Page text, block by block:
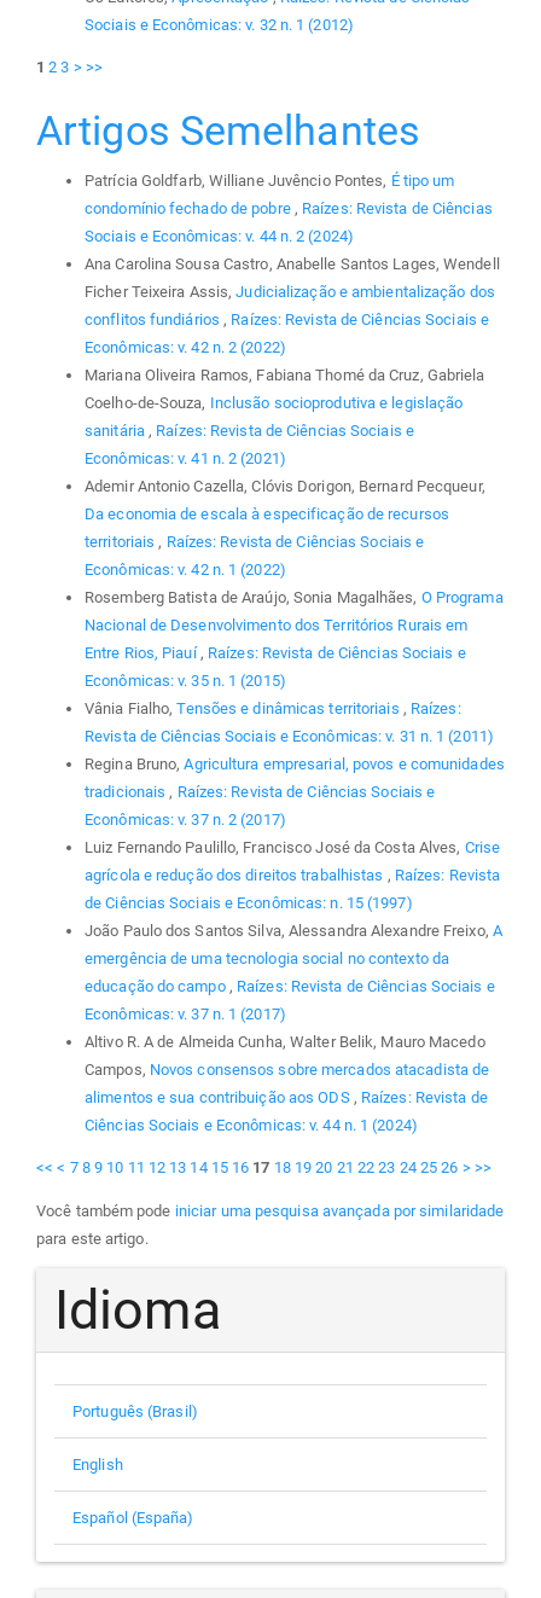
Sociais e Econômicas: v. 32 n. 1 (2012)
1 2 3 > >>
Artigos Semelhantes
Patrícia Goldfarb, Williane Juvêncio Pontes, É tipo um
condomínio fechado de pobre , Raízes: Revista de Ciências
Sociais e Econômicas: v. 44 n. 2 (2024)
Ana Carolina Sousa Castro, Anabelle Santos Lages, Wendell
Ficher Teixeira Assis,Judicialização e ambientalização dos
conflitos fundiários, Raízes: Revista de Ciências Sociais e
Econômicas: v. 42 n. 2 (2022)
Mariana Oliveira Ramos, Fabiana Thomé da Cruz, Gabriela
Coelho-de-Souza, Inclusão socioprodutiva e legislação
sanitária , Raízes: Revista de Ciências Sociais e
Econômicas: v. 41 n. 2 (2021)
Ademir Antonio Cazella, Clóvis Dorigon, Bernard Pecqueur,
Da economia de escala à especificação de recursos
territoriais, Raízes: Revista de Ciências Sociais e
Econômicas: v. 42 n. 1 (2022)
Rosemberg Batista de Araújo, Sonia Magalhães, O Programa
Nacional de Desenvolvimento dos Territórios Rurais em
Entre Rios, Piauí, Raízes: Revista de Ciências Sociais e
Econômicas: v. 35 n. 1 (2015)
Vânia Fialho,Tensões e dinâmicas territoriais , Raízes:
Revista de Ciências Sociais e Econômicas: v. 31 n. 1 (2011)
Regina Bruno,Agricultura empresarial, povos e comunidades
tradicionais, Raízes: Revista de Ciências Sociais e
Econômicas: v. 37 n. 2 (2017)
Luiz Fernando Paulillo, Francisco José da Costa Alves, Crise
agrícola e redução dos direitos trabalhistas , Raízes: Revista
de Ciências Sociais e Econômicas: n. 15 (1997)
João Paulo dos Santos Silva, Alessandra Alexandre Freixo, A
emergência de uma tecnologia social no contexto da
educação do campo , Raízes: Revista de Ciências Sociais e
Econômicas: v. 37 n. 1 (2017)
Altivo R. A de Almeida Cunha, Walter Belik, Mauro Macedo
Campos, Novos consensos sobre mercados atacadista de
alimentos e sua contribuição aos ODS , Raízes: Revista de
Ciências Sociais e Econômicas: v. 44 n. 1 (2024)
<< < 7 8 9 10 11 12 13 14 15 16 17 18 19 20 21 22 23 24 25 26 > >>
Você também pode iniciar uma pesquisa avançada por similaridade
para este artigo.
Idioma
Português (Brasil)
English
Español (España)